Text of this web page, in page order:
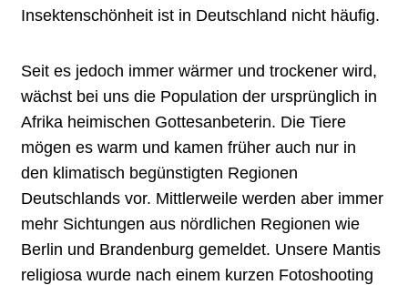
Insektenschönheit ist in Deutschland nicht häufig.
Seit es jedoch immer wärmer und trockener wird,
wächst bei uns die Population der ursprünglich in
Afrika heimischen Gottesanbeterin. Die Tiere
mögen es warm und kamen früher auch nur in
den klimatisch begünstigten Regionen
Deutschlands vor. Mittlerweile werden aber immer
mehr Sichtungen aus nördlichen Regionen wie
Berlin und Brandenburg gemeldet. Unsere Mantis
religiosa wurde nach einem kurzen Fotoshooting